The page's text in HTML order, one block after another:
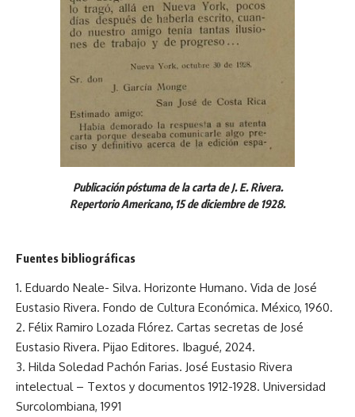
Publicación póstuma de la carta de J. E. Rivera.
Repertorio Americano, 15 de diciembre de 1928.
Fuentes bibliográficas
1. Eduardo Neale- Silva. Horizonte Humano. Vida de José
Eustasio Rivera. Fondo de Cultura Económica. México, 1960.
2. Félix Ramiro Lozada Flórez. Cartas secretas de José
Eustasio Rivera. Pijao Editores. Ibagué, 2024.
3. Hilda Soledad Pachón Farias. José Eustasio Rivera
intelectual – Textos y documentos 1912-1928. Universidad
Surcolombiana, 1991